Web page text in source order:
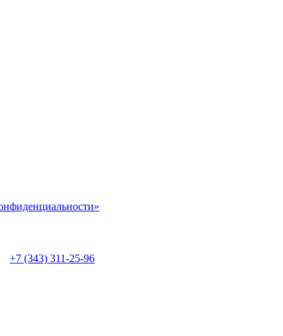
+7 (343) 311-25-96